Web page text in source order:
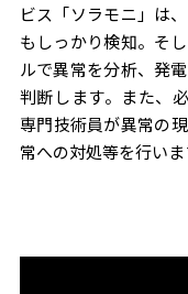
ビス「ソラモニ」は
もしっかり検知。そ
ルで異常を分析、発
判断します。また、
専門技術員が異常の
常への対処等を行いま